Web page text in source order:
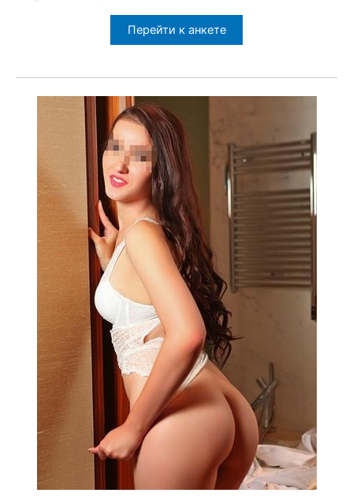
Перейти к анкете